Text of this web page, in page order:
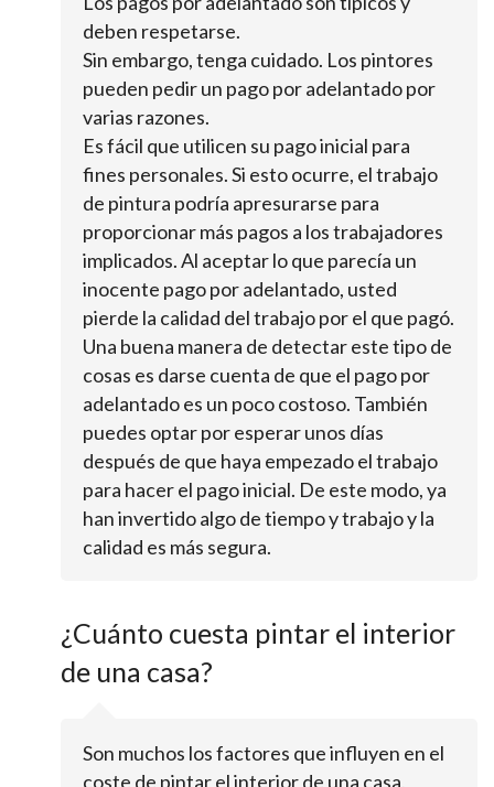
deben respetarse.
Sin embargo, tenga cuidado. Los pintores
pueden pedir un pago por adelantado por
varias razones.
Es fácil que utilicen su pago inicial para
fines personales. Si esto ocurre, el trabajo
de pintura podría apresurarse para
proporcionar más pagos a los trabajadores
implicados. Al aceptar lo que parecía un
inocente pago por adelantado, usted
pierde la calidad del trabajo por el que pagó.
Una buena manera de detectar este tipo de
cosas es darse cuenta de que el pago por
adelantado es un poco costoso. También
puedes optar por esperar unos días
después de que haya empezado el trabajo
para hacer el pago inicial. De este modo, ya
han invertido algo de tiempo y trabajo y la
calidad es más segura.
¿Cuánto cuesta pintar el interior
de una casa?
Son muchos los factores que influyen en el
coste de pintar el interior de una casa,